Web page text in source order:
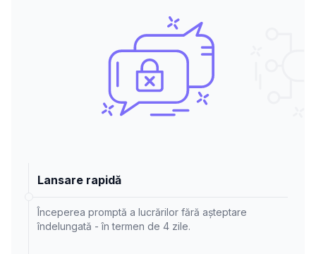
Lansare rapidă
Începerea promptă a lucrărilor fără așteptare
îndelungată - în termen de 4 zile.